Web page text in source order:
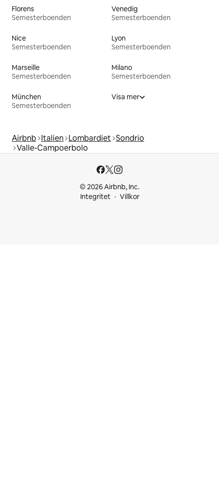
Florens
Semesterboenden
Venedig
Semesterboenden
Nice
Semesterboenden
Lyon
Semesterboenden
Marseille
Semesterboenden
Milano
Semesterboenden
München
Semesterboenden
Visa mer
Airbnb Italien Lombardiet Sondrio
Valle-Campoerbolo
© 2026 Airbnb, Inc.
Integritet
Villkor